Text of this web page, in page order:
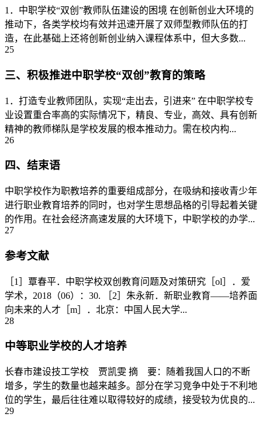
1．中职学校“双创”教师队伍建设的困境 在创新创业大环境的
推动下，各类学校均有效并迅速开展了双师型教师队伍的打
造，在此基础上还将创新创业纳入课程体系中，但大多数...
25
三、积极推进中职学校“双创”教育的策略
1．打造专业教师团队，实现“走出去，引进来” 在中职学校专
业设置重合率高的实际情况下，精良、专业，高效、具有创新
精神的教师梯队是学校发展的根本推动力。需在校内构...
26
四、结束语
中职学校作为职教培养的重要组成部分，在吸纳和接收青少年
进行职业教育培养的同时，也对学生思想品格的引导起着关键
的作用。在社会经济高速发展的大环境下，中职学校的办学...
27
参考文献
［1］覃春平．中职学校双创教育问题及对策研究［ol］．爱
学术，2018（06）：30. ［2］朱永新．新职业教育——培养面
向未来的人才［m］．北京：中国人民大学...
28
中等职业学校的人才培养
长春市建设技工学校 贾凯雯 摘 要：随着我国人口的不断
增多，学生的数量也越来越多。部分在学习竞争中处于不利地
位的学生，最后往往难以取得较好的成绩，接受较为优良的...
29